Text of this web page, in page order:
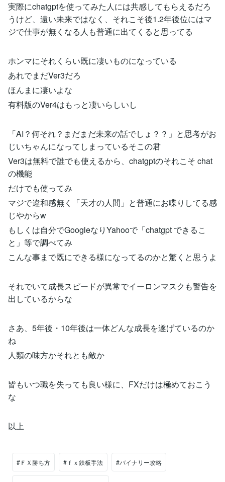
実際にchatgptを使ってみた人には共感してもらえるだろ
うけど、遠い未来ではなく、それこそ後1.2年後位にはマ
ジで仕事が無くなる人も普通に出てくると思ってる
ホンマにそれくらい既に凄いものになっている
あれでまだVer3だろ
ほんまに凄いよな
有料版のVer4はもっと凄いらしいし
「AI？何それ？まだまだ未来の話でしょ？？」と思考がお
じいちゃんになってしまっているそこの君
Ver3は無料で誰でも使えるから、chatgptのそれこそ chat
の機能
だけでも使ってみ
マジで違和感無く「天才の人間」と普通にお喋りしてる感
じやからw
もしくは自分でGoogleなりYahooで「chatgpt できるこ
と」等で調べてみ
こんな事まで既にできる様になってるのかと驚くと思うよ
それでいて成長スピードが異常でイーロンマスクも警告を
出しているからな
さあ、5年後・10年後は一体どんな成長を遂げているのか
ね
人類の味方かそれとも敵か
皆もいつ職を失っても良い様に、FXだけは極めておこう
な
以上
#ＦＸ勝ち方 #ｆｘ鉄板手法 #バイナリー攻略